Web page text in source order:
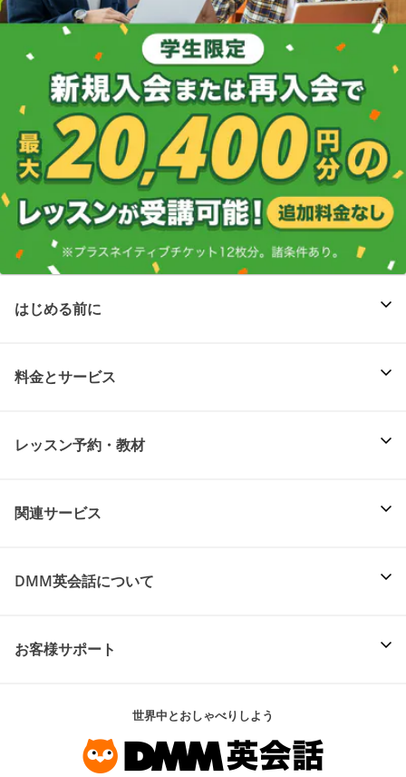
はじめる前に
料金とサービス
レッスン予約・教材
関連サービス
DMM英会話について
お客様サポート
世界中とおしゃべりしよう